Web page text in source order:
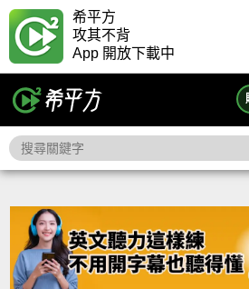
希平方
攻其不背
App 開放下載中